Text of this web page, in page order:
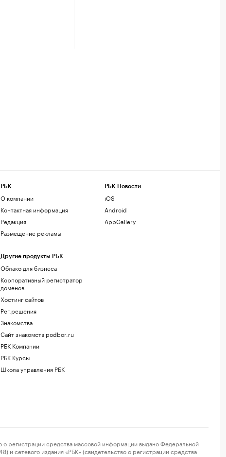
РБК
О компании
Контактная информация
Редакция
Размещение рекламы
Другие продукты РБК
Облако для бизнеса
Корпоративный регистратор
доменов
Хостинг сайтов
Рег.решения
Знакомства
Сайт знакомств podbor.ru
РБК Компании
РБК Курсы
Школа управления РБК
РБК Новости
iOS
Android
AppGallery
средства массовой информации выдано Федеральной
сетевого издания «РБК» (свидетельство о регистрации средства